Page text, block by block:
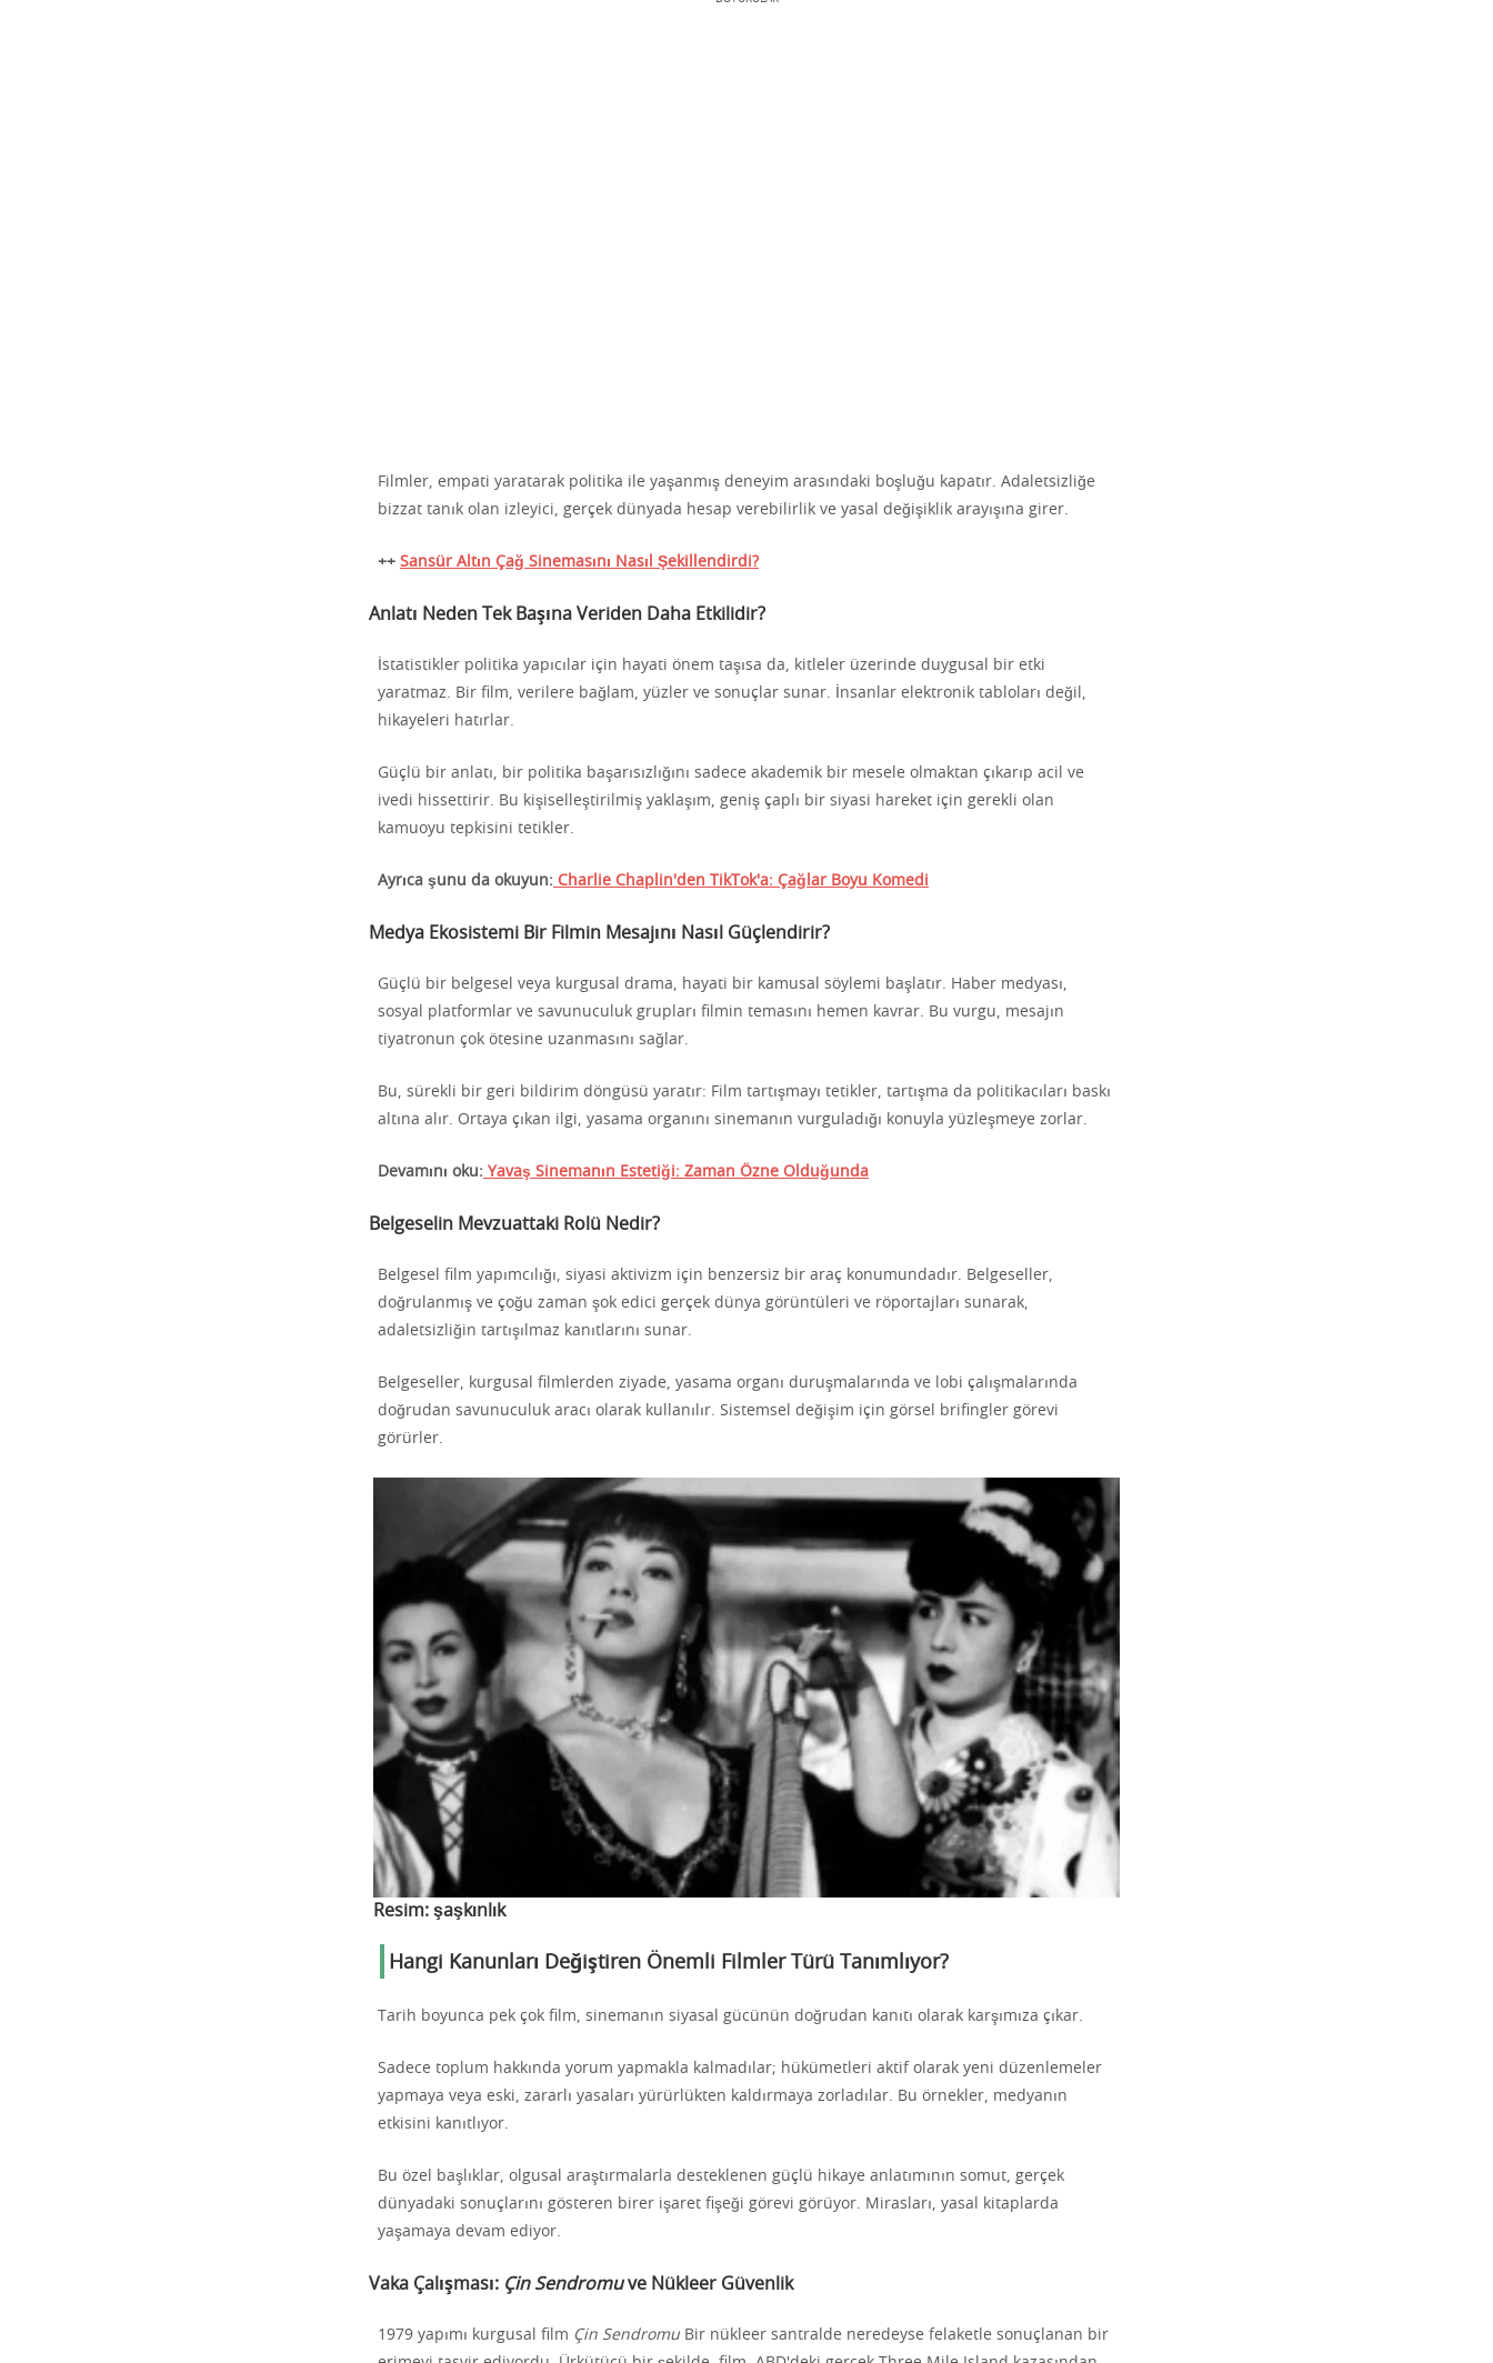
Filmler, empati yaratarak politika ile yaşanmış deneyim arasındaki boşluğu kapatır. Adaletsizliğe
bizzat tanık olan izleyici, gerçek dünyada hesap verebilirlik ve yasal değişiklik arayışına girer.
++ Sansür Altın Çağ Sinemasını Nasıl Şekillendirdi?
Anlatı Neden Tek Başına Veriden Daha Etkilidir?
İstatistikler politika yapıcılar için hayati önem taşısa da, kitleler üzerinde duygusal bir etki
yaratmaz. Bir film, verilere bağlam, yüzler ve sonuçlar sunar. İnsanlar elektronik tabloları değil,
hikayeleri hatırlar.
Güçlü bir anlatı, bir politika başarısızlığını sadece akademik bir mesele olmaktan çıkarıp acil ve
ivedi hissettirir. Bu kişiselleştirilmiş yaklaşım, geniş çaplı bir siyasi hareket için gerekli olan
kamuoyu tepkisini tetikler.
Ayrıca şunu da okuyun: Charlie Chaplin'den TikTok'a: Çağlar Boyu Komedi
Medya Ekosistemi Bir Filmin Mesajını Nasıl Güçlendirir?
Güçlü bir belgesel veya kurgusal drama, hayati bir kamusal söylemi başlatır. Haber medyası,
sosyal platformlar ve savunuculuk grupları filmin temasını hemen kavrar. Bu vurgu, mesajın
tiyatronun çok ötesine uzanmasını sağlar.
Bu, sürekli bir geri bildirim döngüsü yaratır: Film tartışmayı tetikler, tartışma da politikacıları baskı
altına alır. Ortaya çıkan ilgi, yasama organını sinemanın vurguladığı konuyla yüzleşmeye zorlar.
Devamını oku: Yavaş Sinemanın Estetiği: Zaman Özne Olduğunda
Belgeselin Mevzuattaki Rolü Nedir?
Belgesel film yapımcılığı, siyasi aktivizm için benzersiz bir araç konumundadır. Belgeseller,
doğrulanmış ve çoğu zaman şok edici gerçek dünya görüntüleri ve röportajları sunarak,
adaletsizliğin tartışılmaz kanıtlarını sunar.
Belgeseller, kurgusal filmlerden ziyade, yasama organı duruşmalarında ve lobi çalışmalarında
doğrudan savunuculuk aracı olarak kullanılır. Sistemsel değişim için görsel brifingler görevi
görürler.
Resim: şaşkınlık
Hangi Kanunları Değiştiren Önemli Filmler Türü Tanımlıyor?
Tarih boyunca pek çok film, sinemanın siyasal gücünün doğrudan kanıtı olarak karşımıza çıkar.
Sadece toplum hakkında yorum yapmakla kalmadılar; hükümetleri aktif olarak yeni düzenlemeler
yapmaya veya eski, zararlı yasaları yürürlükten kaldırmaya zorladılar. Bu örnekler, medyanın
etkisini kanıtlıyor.
Bu özel başlıklar, olgusal araştırmalarla desteklenen güçlü hikaye anlatımının somut, gerçek
dünyadaki sonuçlarını gösteren birer işaret fişeği görevi görüyor. Mirasları, yasal kitaplarda
yaşamaya devam ediyor.
Vaka Çalışması: Çin Sendromuve Nükleer Güvenlik
1979 yapımı kurgusal film Çin Sendromu Bir nükleer santralde neredeyse felaketle sonuçlanan bir